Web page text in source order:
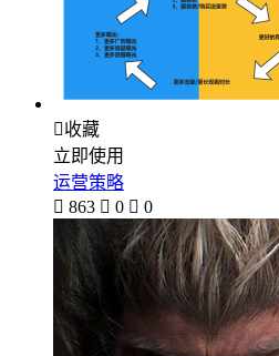
收藏
立即使用
运营策略
 863  0  0